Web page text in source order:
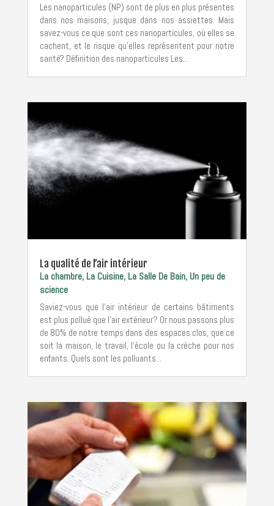
Les nanoparticules (NP) sont de plus en plus présentes
dans nos maisons, jusque dans nos assiettes. Mais
savez-vous ce que sont ces nanoparticules, où elles se
cachent, et le risque qu’elles représentent pour notre
santé? Définition des nanoparticules Les...
La qualité de l’air intérieur
La chambre, La Cuisine, La Salle De Bain, Un peu de
science
Saviez-vous que l’air intérieur de certains bâtiments
est plus pollué que l’air extérieur? Or nous passons plus
de 80% de notre temps dans des espaces clos, que ce
soit la maison, le travail, l’école ou la crèche pour nos
enfants. Quels sont les polluants...